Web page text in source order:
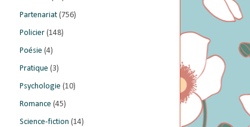
Partenariat (756)
Policier (148)
Poésie (4)
Pratique (3)
Psychologie (10)
Romance (45)
Science-fiction (14)